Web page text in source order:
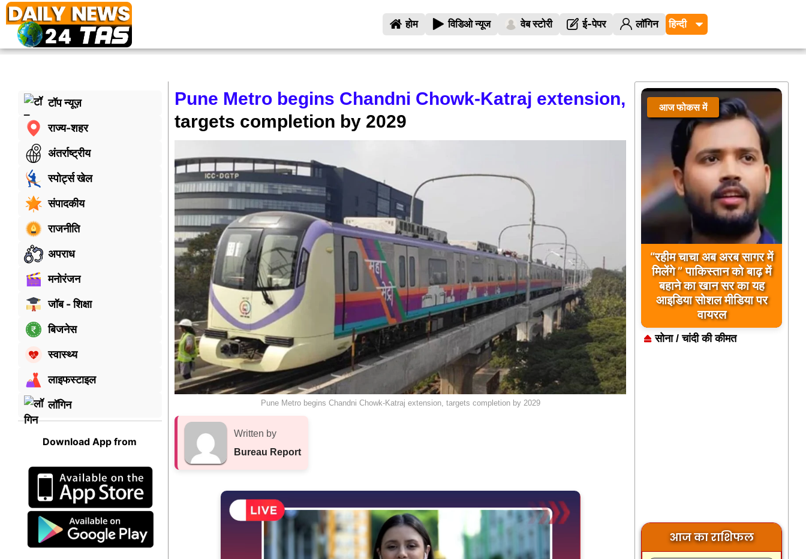
होम विडिओ न्यूज वेब स्टोरी ई-पेपर लॉगिन
टॉप न्यूज़
राज्य-शहर
अंतर्राष्ट्रीय
स्पोर्ट्स खेल
संपादकीय
राजनीति
अपराध
मनोरंजन
जॉब - शिक्षा
बिजनेस
स्वास्थ्य
लाइफस्टाइल
लॉगिन
Download App from
Pune Metro begins Chandni Chowk-Katraj extension,
targets completion by 2029
Pune Metro begins Chandni Chowk-Katraj extension, targets completion by 2029
Written by
Bureau Report
आज फोकस में
“रहीम चाचा अब अरब सागर में
मिलेंगे ” पाकिस्तान को बाढ़ में
बहाने का खान सर का यह
आइडिया सोशल मीडिया पर
वायरल
सोना / चांदी की कीमत
आज का राशिफल